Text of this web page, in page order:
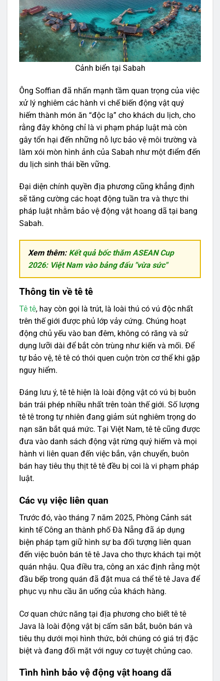
Cảnh biển tại Sabah
Ông Soffian đã nhấn mạnh tầm quan trọng của việc
xử lý nghiêm các hành vi chế biến động vật quý
hiếm thành món ăn “độc lạ” cho khách du lịch, cho
rằng đây không chỉ là vi phạm pháp luật mà còn
gây tổn hại đến những nỗ lực bảo vệ môi trường và
làm xói mòn hình ảnh của Sabah như một điểm đến
du lịch sinh thái bền vững.
Đại diện chính quyền địa phương cũng khẳng định
sẽ tăng cường các hoạt động tuần tra và thực thi
pháp luật nhằm bảo vệ động vật hoang dã tại bang
Sabah.
Xem thêm: Kết quả bốc thăm ASEAN Cup
2026: Việt Nam vào bảng đấu "vừa sức"
Thông tin về tê tê
Tê tê, hay còn gọi là trút, là loài thú có vú độc nhất
trên thế giới được phủ lớp vảy cứng. Chúng hoạt
động chủ yếu vào ban đêm, không có răng và sử
dụng lưỡi dài để bắt côn trùng như kiến và mối. Để
tự bảo vệ, tê tê có thói quen cuộn tròn cơ thể khi gặp
nguy hiểm.
Đáng lưu ý, tê tê hiện là loài động vật có vú bị buôn
bán trái phép nhiều nhất trên toàn thế giới. Số lượng
tê tê trong tự nhiên đang giảm sút nghiêm trọng do
nạn săn bắt quá mức. Tại Việt Nam, tê tê cũng được
đưa vào danh sách động vật rừng quý hiếm và mọi
hành vi liên quan đến việc bắn, vận chuyển, buôn
bán hay tiêu thụ thịt tê tê đều bị coi là vi phạm pháp
luật.
Các vụ việc liên quan
Trước đó, vào tháng 7 năm 2025, Phòng Cảnh sát
kinh tế Công an thành phố Đà Nẵng đã áp dụng
biện pháp tạm giữ hình sự ba đối tượng liên quan
đến việc buôn bán tê tê Java cho thực khách tại một
quán nhậu. Qua điều tra, công an xác định rằng một
đầu bếp trong quán đã đặt mua cá thể tê tê Java để
phục vụ nhu cầu ăn uống của khách hàng.
Cơ quan chức năng tại địa phương cho biết tê tê
Java là loài động vật bị cấm săn bắt, buôn bán và
tiêu thụ dưới mọi hình thức, bởi chúng có giá trị đặc
biệt và đang đối mặt với nguy cơ tuyệt chủng cao.
Tình hình bảo vệ động vật hoang dã